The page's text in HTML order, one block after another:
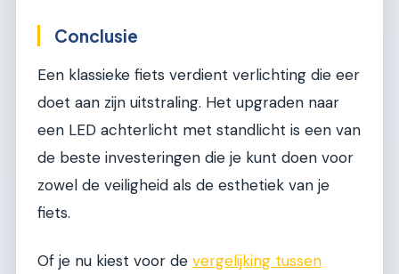
Conclusie
Een klassieke fiets verdient verlichting die eer
doet aan zijn uitstraling. Het upgraden naar
een LED achterlicht met standlicht is een van
de beste investeringen die je kunt doen voor
zowel de veiligheid als de esthetiek van je
fiets.
Of je nu kiest voor de vergelijking tussen